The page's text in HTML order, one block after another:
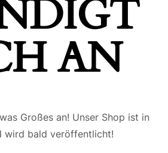
S
AN
Großes an! Unser Shop ist in
wird bald veröffentlicht!